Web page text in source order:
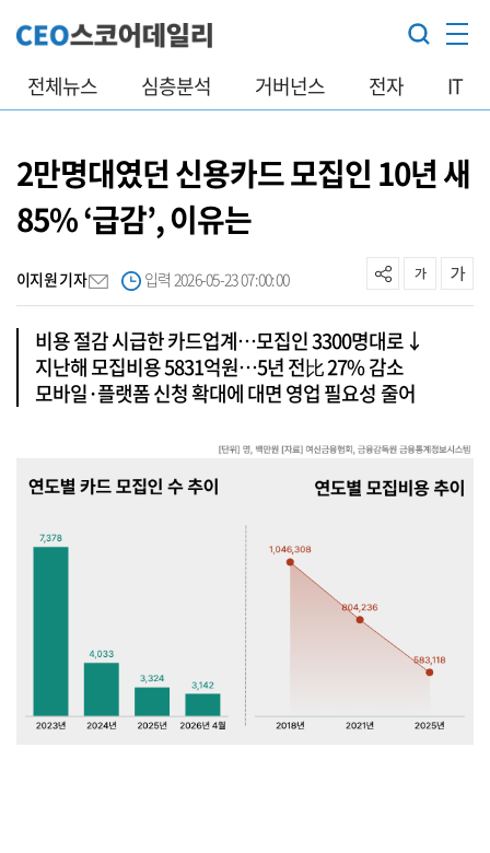
전체뉴스 심층분석 거버넌스 전자 IT
2만명대였던 신용카드 모집인 10년 새
85% ‘급감’, 이유는
이지원 기자 입력 2026-05-23 07:00:00
비용 절감 시급한 카드업계…모집인 3300명대로↓
지난해 모집비용 5831억원…5년 전比 27% 감소
모바일·플랫폼 신청 확대에 대면 영업 필요성 줄어